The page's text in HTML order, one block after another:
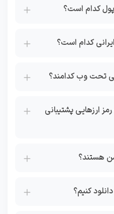
کدام است؟
کدام است؟
تحت وب کدامند؟
ارزهایی پشتیبانی
هستند؟
کنیم؟